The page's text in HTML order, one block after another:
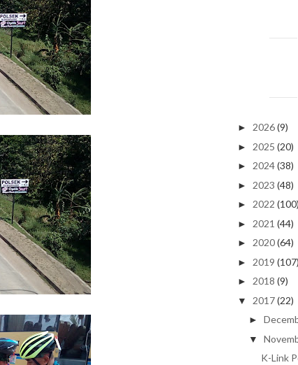
► 2026 (9)
► 2025 (20)
► 2024 (38)
► 2023 (48)
► 2022 (100)
► 2021 (44)
► 2020 (64)
► 2019 (107)
► 2018 (9)
▼ 2017 (22)
►
▼
K-Link